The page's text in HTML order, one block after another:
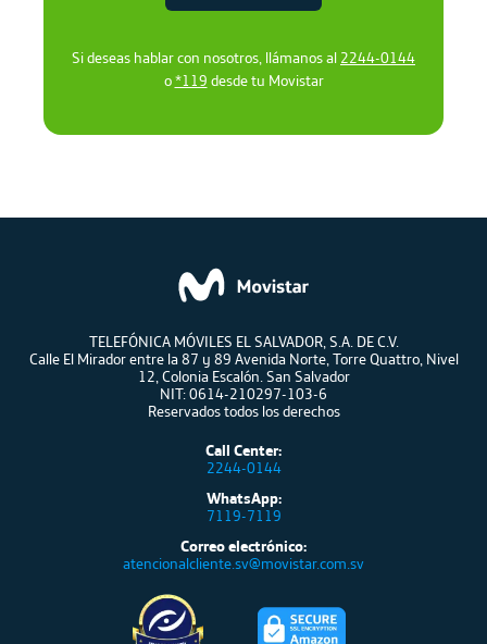
Si deseas hablar con nosotros, llámanos al 2244-0144
o*119 desde tu Movistar
TELEFÓNICA MÓVILES EL SALVADOR, S.A. DE C.V.
Calle El Mirador entre la 87 y 89 Avenida Norte, Torre Quattro, Nivel
12, Colonia Escalón. San Salvador
NIT: 0614-210297-103-6
Reservados todos los derechos
Call Center:
2244-0144
WhatsApp:
7119-7119
Correo electrónico:
atencionalcliente.sv@movistar.com.sv